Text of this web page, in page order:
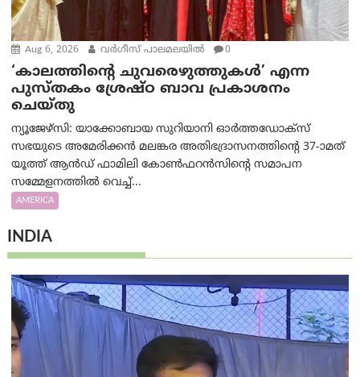
Aug 6, 2026 വര്‍ഗീസ് പാലമലയില്‍ 0
‘കാലത്തിന്‍റെ ചുവരെഴുത്തുകള്‍’ എന്ന
പുസ്തകം ശ്രേഷ്ഠ ബാവ പ്രകാശനം
ചെയ്തു
ന്യൂജേഴ്സി: യാക്കോബായ സുറിയാനി ഓര്‍ത്തഡോക്സ്
സഭയുടെ അമേരിക്കന്‍ മലങ്കര അതിഭദ്രാസനത്തിന്‍റെ 37-ാമത്
യൂത്ത് ആന്‍ഡ് ഫാമിലി കോണ്‍ഫറന്‍സിന്‍റെ സമാപന
സമ്മേളനത്തില്‍ വെച്ച്...
AMERICA
INDIA